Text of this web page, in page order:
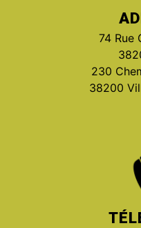
74 Rue
230
38200